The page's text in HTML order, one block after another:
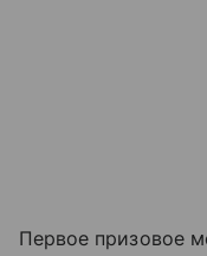
Первое призовое